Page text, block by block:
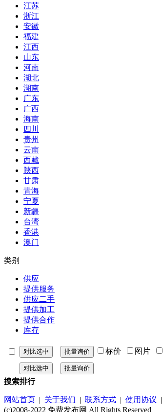
江苏
浙江
安徽
福建
江西
山东
河南
湖北
湖南
广东
广西
海南
四川
贵州
云南
西藏
陕西
甘肃
青海
宁夏
新疆
台湾
香港
澳门
类别
供应
提供服务
供应二手
提供加工
提供合作
库存
标价 图片
搜索排行
网站首页 | 关于我们 | 联系方式 | 使用协议 |
(c)2008-2022 免费发布网 All Rights Reserved